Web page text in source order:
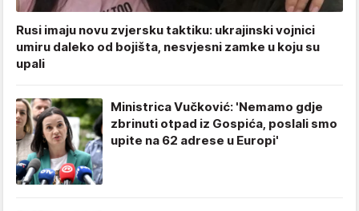
Rusi imaju novu zvjersku taktiku: ukrajinski vojnici
umiru daleko od bojišta, nesvjesni zamke u koju su
upali
Ministrica Vučković: 'Nemamo gdje
zbrinuti otpad iz Gospića, poslali smo
upite na 62 adrese u Europi'